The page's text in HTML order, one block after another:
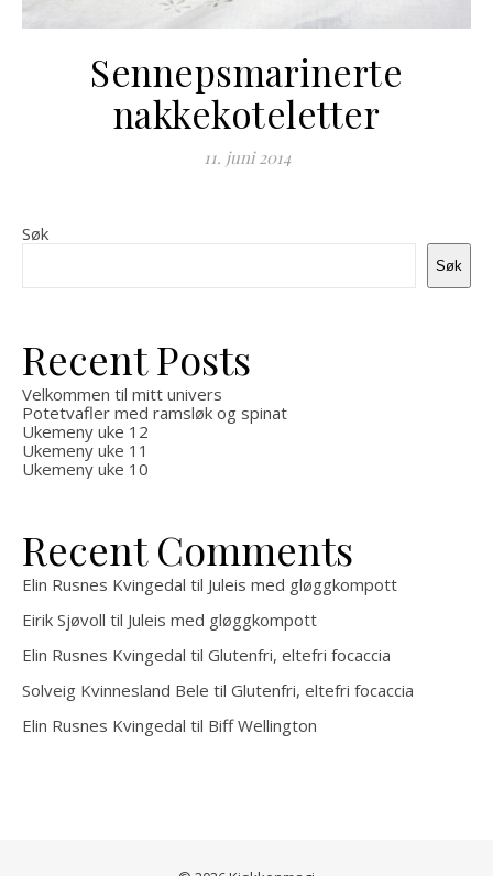
Sennepsmarinerte
nakkekoteletter
11. juni 2014
Søk
Søk
Recent Posts
Velkommen til mitt univers
Potetvafler med ramsløk og spinat
Ukemeny uke 12
Ukemeny uke 11
Ukemeny uke 10
Recent Comments
Elin Rusnes Kvingedal til Juleis med gløggkompott
Eirik Sjøvoll til Juleis med gløggkompott
Elin Rusnes Kvingedal til Glutenfri, eltefri focaccia
Solveig Kvinnesland Bele til Glutenfri, eltefri focaccia
Elin Rusnes Kvingedal til Biff Wellington